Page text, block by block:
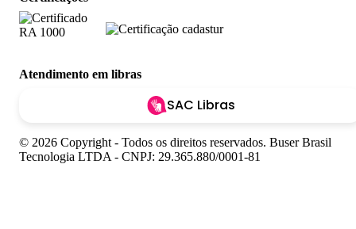
Atendimento em libras
SAC Libras
© 2026 Copyright - Todos os direitos reservados. Buser Brasil
Tecnologia LTDA - CNPJ: 29.365.880/0001-81